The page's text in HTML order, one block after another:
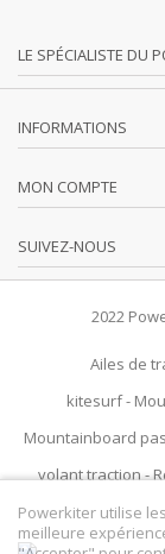
LE SPÉCIALISTE DU
INFORMATIONS
MON COMPTE
SUIVEZ-NOUS
2022
Ailes de
kitesurf-
Mountainboard
volant traction-
Powerkiter utilise
meilleure